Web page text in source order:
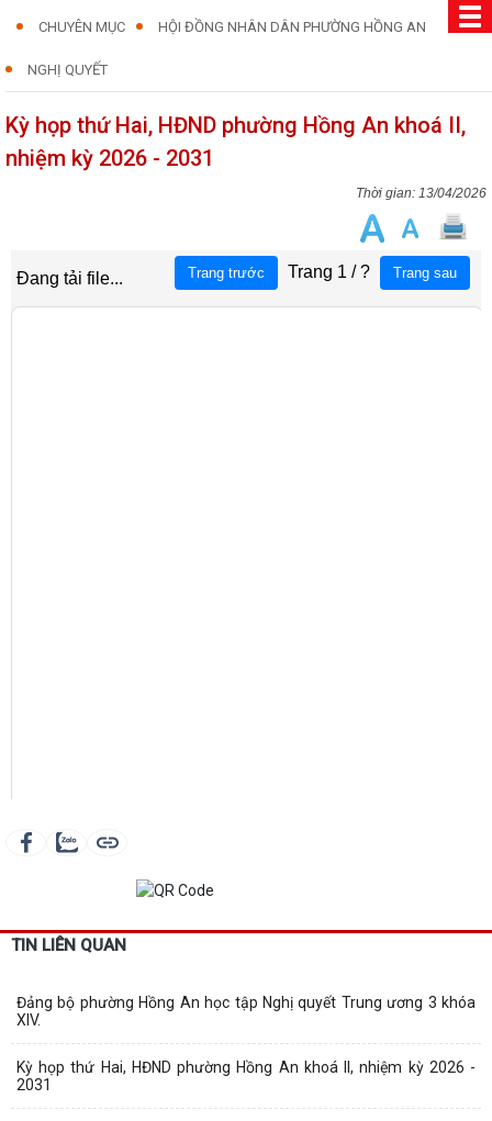
CHUYÊN MỤC HỘI ĐỒNG NHÂN DÂN PHƯỜNG HỒNG AN
NGHỊ QUYẾT
Kỳ họp thứ Hai, HĐND phường Hồng An khoá II,
nhiệm kỳ 2026 - 2031
13/04/2026
TIN LIÊN QUAN
Đảng bộ phường Hồng An học tập Nghị quyết Trung ương 3 khóa
XIV.
Kỳ họp thứ Hai, HĐND phường Hồng An khoá II, nhiệm kỳ 2026 -
2031